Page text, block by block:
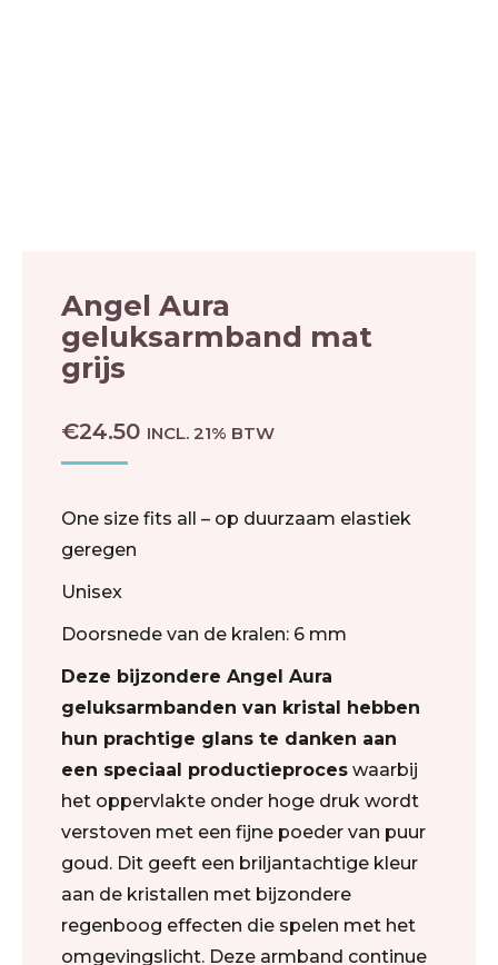
Angel Aura
geluksarmband mat
grijs
€24.50 INCL. 21% BTW
One size fits all – op duurzaam elastiek
geregen
Unisex
Doorsnede van de kralen: 6 mm
Deze bijzondere Angel Aura
geluksarmbanden van kristal hebben
hun prachtige glans te danken aan
een speciaal productieproces waarbij
het oppervlakte onder hoge druk wordt
verstoven met een fijne poeder van puur
goud. Dit geeft een briljantachtige kleur
aan de kristallen met bijzondere
regenboog effecten die spelen met het
omgevingslicht. Deze armband continue